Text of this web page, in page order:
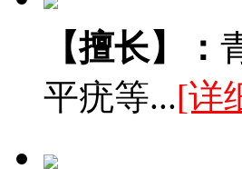
【擅长】：
平疣等...[详